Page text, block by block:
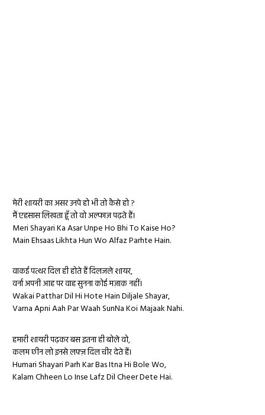
मेरी शायरी का असर उनपे हो भी तो कैसे हो ?
मैं एहसास लिखता हूँ तो वो अल्फाज़ पढ़ते हैं।
Meri Shayari Ka Asar Unpe Ho Bhi To Kaise Ho?
Main Ehsaas Likhta Hun Wo Alfaz Parhte Hain.
वाकई पत्थर दिल ही होते हैं दिलजले शायर,
वर्ना अपनी आह पर वाह सुनना कोई मज़ाक नहीं।
Wakai Patthar Dil Hi Hote Hain Diljale Shayar,
Varna Apni Aah Par Waah SunNa Koi Majaak Nahi.
हमारी शायरी पढ़कर बस इतना ही बोले वो,
कलम छीन लो इनसे लफ्ज़ दिल चीर देते हैं।
Humari ‪Shayari‬ Parh Kar Bas Itna Hi Bole Wo,
‪Kalam‬ Chheen Lo Inse ‪Lafz‬ ‪Dil‬ Cheer Dete Hai.